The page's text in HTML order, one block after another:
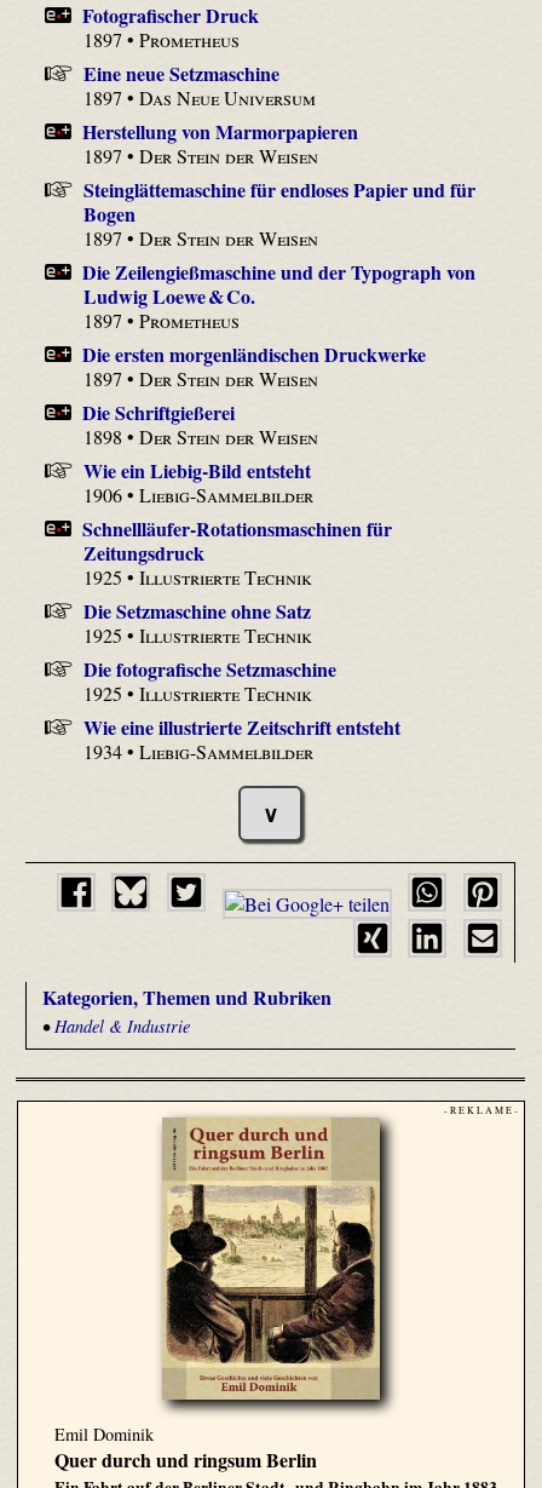
Fotografischer Druck
1897 •Prometheus
Eine neue Setzmaschine
1897 •Das Neue Universum
Herstellung von Marmorpapieren
1897 •Der Stein der Weisen
Steinglättemaschine für endloses Papier und für
Bogen
1897 •Der Stein der Weisen
Die Zeilengießmaschine und der Typograph von
Ludwig Loewe & Co.
1897 •Prometheus
Die ersten morgenländischen Druckwerke
1897 •Der Stein der Weisen
Die Schriftgießerei
1898 •Der Stein der Weisen
Wie ein Liebig-Bild entsteht
1906 •Liebig-Sammelbilder
Schnellläufer-Rotationsmaschinen für
Zeitungsdruck
1925 •Illustrierte Technik
Die Setzmaschine ohne Satz
1925 •Illustrierte Technik
Die fotografische Setzmaschine
1925 •Illustrierte Technik
Wie eine illustrierte Zeitschrift entsteht
1934 •Liebig-Sammelbilder
∨
Kategorien, Themen und Rubriken
•Handel & Industrie
- R E K L A M E -
Emil Dominik
Quer durch und ringsum Berlin